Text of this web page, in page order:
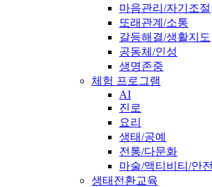
마음관리/자기조절
또래관계/소통
갈등해결/생활지도
공동체/인성
생명존중
체험 프로그램
AI
진로
요리
생태/공예
전통/다문화
마술/액티비티/안전
생태전환교육